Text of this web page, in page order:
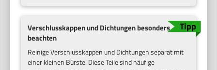
Verschlusskappen und Dichtungen besonders
beachten
Reinige Verschlusskappen und Dichtungen separat mit
einer kleinen Bürste. Diese Teile sind häufige